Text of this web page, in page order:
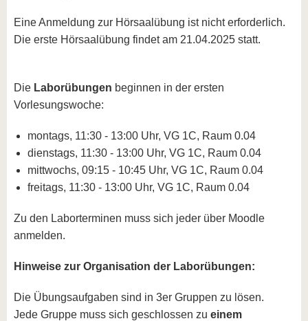
Eine Anmeldung zur Hörsaalübung ist nicht erforderlich.
Die erste Hörsaalübung findet am 21.04.2025 statt.
Die Laborübungen beginnen in der ersten
Vorlesungswoche:
montags, 11:30 - 13:00 Uhr, VG 1C, Raum 0.04
dienstags, 11:30 - 13:00 Uhr, VG 1C, Raum 0.04
mittwochs, 09:15 - 10:45 Uhr, VG 1C, Raum 0.04
freitags, 11:30 - 13:00 Uhr, VG 1C, Raum 0.04
Zu den Laborterminen muss sich jeder über Moodle
anmelden.
Hinweise zur Organisation der Laborübungen:
Die Übungsaufgaben sind in 3er Gruppen zu lösen.
Jede Gruppe muss sich geschlossen zu einem